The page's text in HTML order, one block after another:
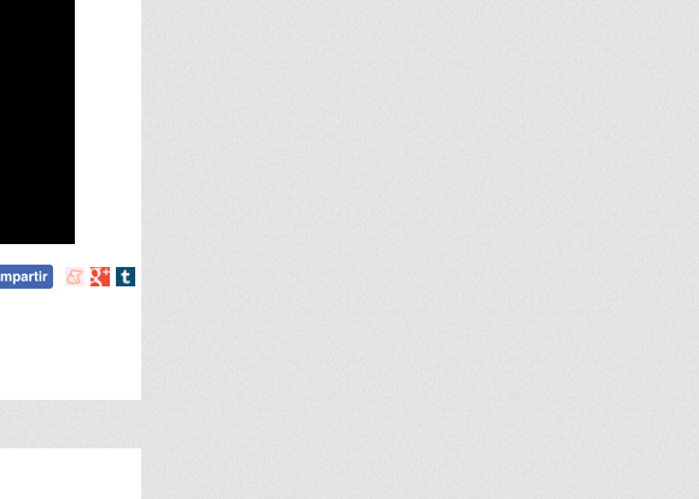
Compartir
Compartir
Compartir